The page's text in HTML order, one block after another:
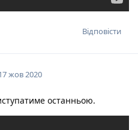
Відповісти
жов 2020
останньою.